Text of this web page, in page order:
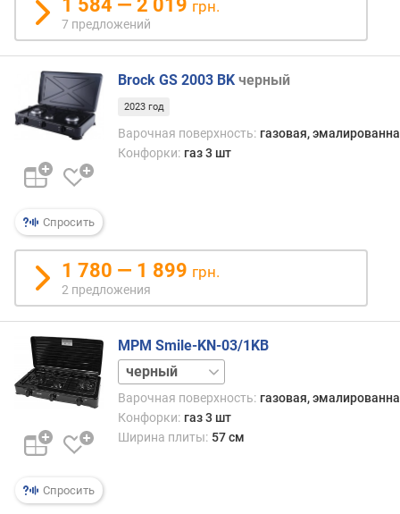
ы
к
о
л
-
в
к
о
ф
о
м
о
щ
н
с
т
м
а
1 584 — 2 019 грн.
7 предложений
Спросить
Brock GS 2003 BK черный
2023 год
Варочная поверхность: газовая,
Конфорки: газ 3 шт
1 780 — 1 899 грн.
2 предложения
Спросить
MPM Smile-KN-03/1KB
белый
Варочная поверхность: газовая,
Конфорки: газ 3 шт
Ширина плиты: 57 см